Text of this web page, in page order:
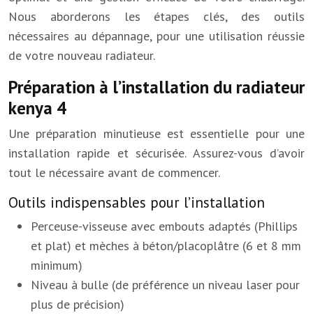
Nous aborderons les étapes clés, des outils
nécessaires au dépannage, pour une utilisation réussie
de votre nouveau radiateur.
Préparation à l’installation du radiateur
kenya 4
Une préparation minutieuse est essentielle pour une
installation rapide et sécurisée. Assurez-vous d’avoir
tout le nécessaire avant de commencer.
Outils indispensables pour l’installation
Perceuse-visseuse avec embouts adaptés (Phillips
et plat) et mèches à béton/placoplâtre (6 et 8 mm
minimum)
Niveau à bulle (de préférence un niveau laser pour
plus de précision)